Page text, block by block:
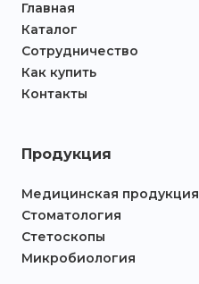
Главная
Каталог
Сотрудничество
Как купить
Контакты
Продукция
Медицинская продукция
Стоматология
Стетоскопы
Микробиология